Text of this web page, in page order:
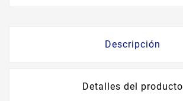
Descripción
Detalles del producto